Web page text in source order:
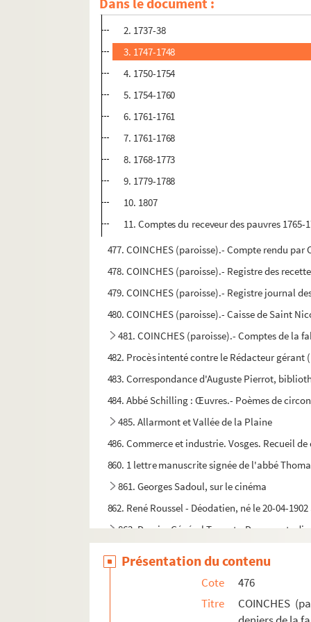
1. 1737-1738
2. 1737-38
3. 1747-1748
4. 1750-1754
5. 1754-1760
6. 1761-1761
7. 1761-1768
8. 1768-1773
9. 1779-1788
10. 1807
11. Comptes du receveur des pauvres 1765-
477. COINCHES (paroisse).- Compte rendu
478. COINCHES (paroisse).- Registre des
479. COINCHES (paroisse).- Registre journal
480. COINCHES (paroisse).- Caisse de Saint
481. COINCHES (paroisse).- Comptes de la
482. Procès intenté contre le Rédacteur
483. Correspondance d'Auguste Pierrot,
484. Abbé Schilling : Œuvres.- Poèmes de
485. Allarmont et Vallée de la Plaine
486. Commerce et industrie. Vosges. Recueil
860. 1 lettre manuscrite signée de l'abbé
861. Georges Sadoul, sur le cinéma
862. René Roussel - Déodatien, né le 20-04-
863. Dossier Général Tanant.- Documents
867. Archives Garnier-Thiébaut, Gérardmer
Présentation du contenu
Cote
476
Titre
COINCHES